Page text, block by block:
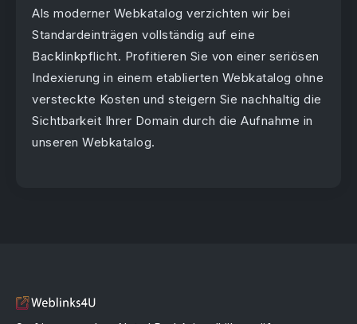
Als moderner Webkatalog verzichten wir bei
Standardeinträgen vollständig auf eine
Backlinkpflicht. Profitieren Sie von einer seriösen
Indexierung in einem etablierten Webkatalog ohne
versteckte Kosten und steigern Sie nachhaltig die
Sichtbarkeit Ihrer Domain durch die Aufnahme in
unseren Webkatalog.